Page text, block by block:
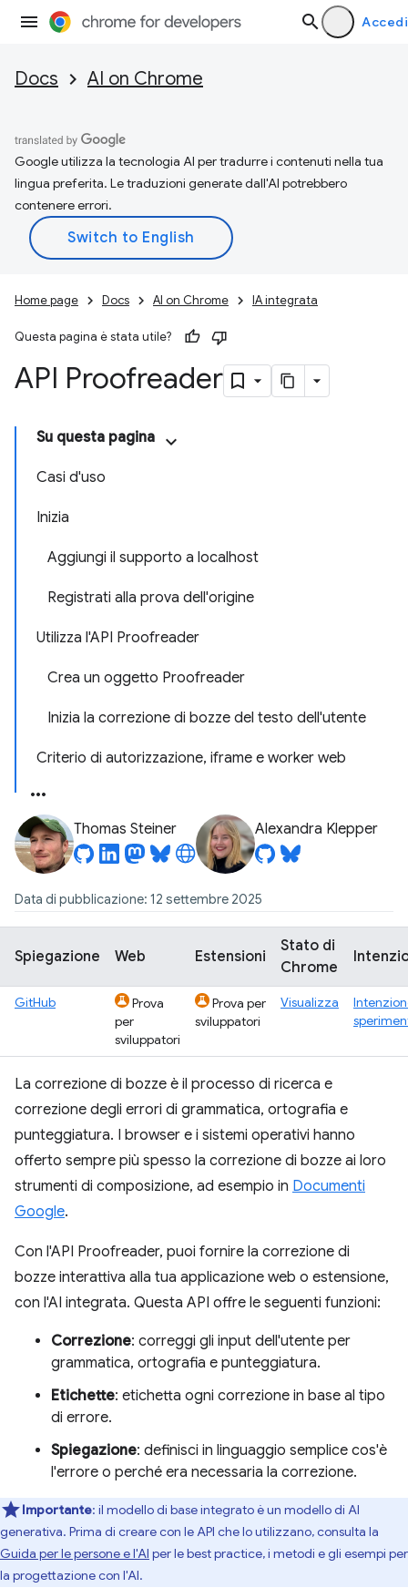
Accedi
Docs AI on Chrome
Google utilizza la tecnologia AI per tradurre i contenuti nella tua
lingua preferita. Le traduzioni generate dall'AI potrebbero
contenere errori.
Home page Docs AI on Chrome IA integrata
Questa pagina è stata utile?
API Proofreader
Su questa pagina
Casi d'uso
Inizia
Aggiungi il supporto a localhost
Registrati alla prova dell'origine
Utilizza l'API Proofreader
Crea un oggetto Proofreader
Inizia la correzione di bozze del testo dell'utente
Criterio di autorizzazione, iframe e worker web
Thomas Steiner Alexandra Klepper
Data di pubblicazione: 12 settembre 2025
Spiegazione Web Estensioni
Stato di
Chrome
GitHub
Prova
per
sviluppatori
Prova per
sviluppatori
Visualizza
La correzione di bozze è il processo di ricerca e
correzione degli errori di grammatica, ortografia e
punteggiatura. I browser e i sistemi operativi hanno
offerto sempre più spesso la correzione di bozze ai loro
strumenti di composizione, ad esempio in Documenti
Google.
Con l'API Proofreader, puoi fornire la correzione di
bozze interattiva alla tua applicazione web o estensione,
con l'AI integrata. Questa API offre le seguenti funzioni:
Correzione: correggi gli input dell'utente per
grammatica, ortografia e punteggiatura.
Etichette: etichetta ogni correzione in base al tipo
di errore.
Spiegazione: definisci in linguaggio semplice cos'è
l'errore o perché era necessaria la correzione.
Importante: il modello di base integrato è un modello di AI
generativa. Prima di creare con le API che lo utilizzano, consulta la
Guida per le persone e l'AI per le best practice, i metodi e gli esempi per
la progettazione con l'AI.